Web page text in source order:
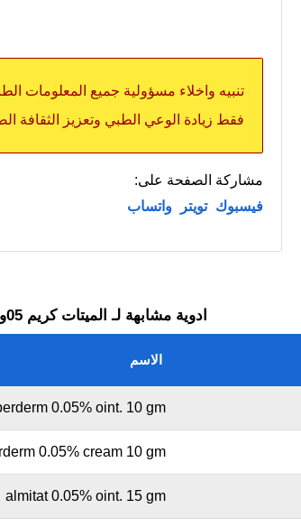
تنبيه واخلاء مسؤولية جميع المعلومات
فقط زيادة الوعي الطبي وتعزيز الثقافة
مشاركة الصفحة على:
فيسبوك تويتر واتساب
ادوية مشابهة لـ الميتات كريم 05و0% 15 جم
الاسم
0.05% oint. 10 gm
0.05% cream 10 gm
almitat 0.05% oint. 15 gm